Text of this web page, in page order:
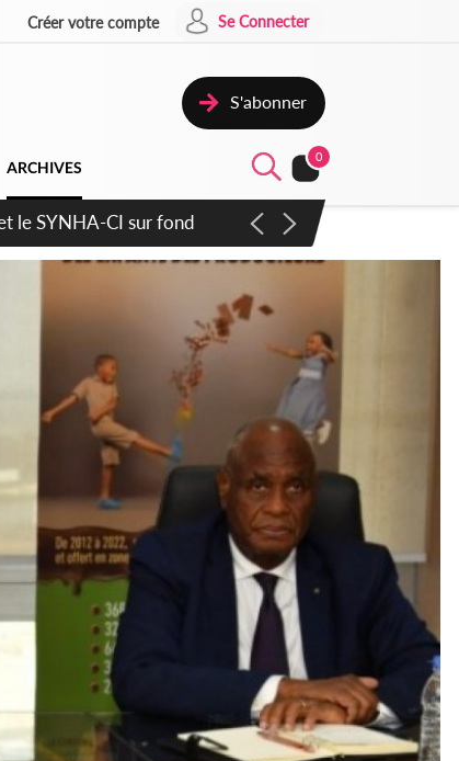
Créer votre compte Se Connecter
S'abonner
ARCHIVES
0
plus apaisé